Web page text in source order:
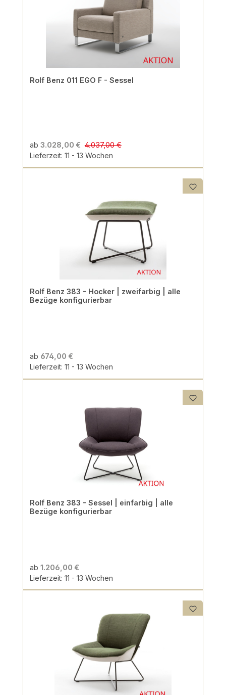
Rolf Benz 011 EGO F - Sessel
ab 3.028,00 € 4.037,00 €
Lieferzeit: 11 - 13 Wochen
Rolf Benz 383 - Hocker | zweifarbig | alle
Bezüge konfigurierbar
ab 674,00 €
Lieferzeit: 11 - 13 Wochen
Rolf Benz 383 - Sessel | einfarbig | alle
Bezüge konfigurierbar
ab 1.206,00 €
Lieferzeit: 11 - 13 Wochen